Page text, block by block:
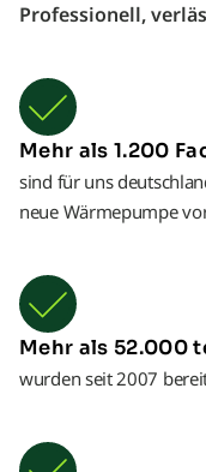
Professionell,
Mehr als 1.200
sind für uns
neue Wärmepumpe
Mehr als 52.000
wurden seit 2007